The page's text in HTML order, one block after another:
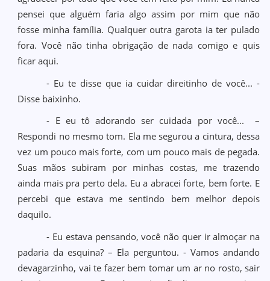
pensei que alguém faria algo assim por mim que não
fosse minha família. Qualquer outra garota ia ter pulado
fora. Você não tinha obrigação de nada comigo e quis
ficar aqui.
- Eu te disse que ia cuidar direitinho de você... -
Disse baixinho.
- E eu tô adorando ser cuidada por você... –
Respondi no mesmo tom. Ela me segurou a cintura, dessa
vez um pouco mais forte, com um pouco mais de pegada.
Suas mãos subiram por minhas costas, me trazendo
ainda mais pra perto dela. Eu a abracei forte, bem forte. E
percebi que estava me sentindo bem melhor depois
daquilo.
- Eu estava pensando, você não quer ir almoçar na
padaria da esquina? – Ela perguntou. - Vamos andando
devagarzinho, vai te fazer bem tomar um ar no rosto, sair